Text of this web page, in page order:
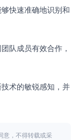
快速准确地识别和
队成员有效合作，
术的敏锐感知，并
意，不得转载或采